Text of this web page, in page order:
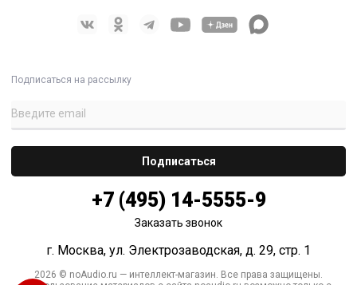
Подписаться на рассылку
+7 (495) 14-5555-9
Заказать звонок
г. Москва, ул. Электрозаводская, д. 29, стр. 1
2026 © noAudio.ru — интеллект-магазин. Все права защищены.